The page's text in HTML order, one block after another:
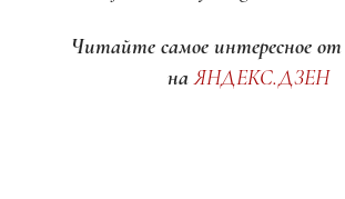
Читайте самое интересное
наЯНДЕКС.ДЗЕН